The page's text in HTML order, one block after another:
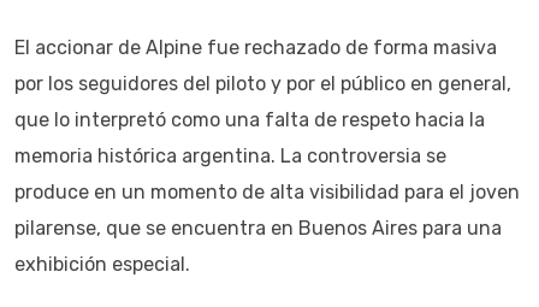
El accionar de Alpine fue rechazado de forma masiva
por los seguidores del piloto y por el público en general,
que lo interpretó como una falta de respeto hacia la
memoria histórica argentina. La controversia se
produce en un momento de alta visibilidad para el joven
pilarense, que se encuentra en Buenos Aires para una
exhibición especial.